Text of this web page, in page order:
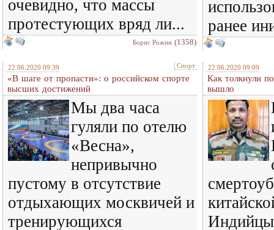
очевидно, что массы
протестующих вряд ли...
Борис Рожин (1358)
ранее
22.06.2020 09:39 Спорт
«В шаге от пропасти»: о российском спорте
высших достижений
Мы два часа
гуляли по отелю
«Весна»,
непривычно
пустому в отсутствие
отдыхающих москвичей и
тренирующихся
22.06.2020 09:09
Как толкнули
вышло
Индийцы